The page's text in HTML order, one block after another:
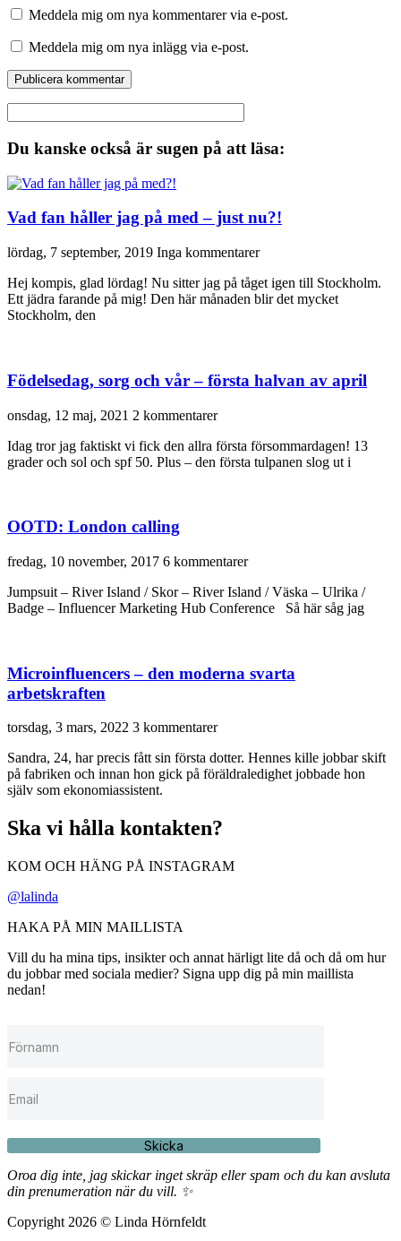
Meddela mig om nya kommentarer via e-post.
Meddela mig om nya inlägg via e-post.
Du kanske också är sugen på att läsa:
Vad fan håller jag på med – just nu?!
lördag, 7 september, 2019 Inga kommentarer
Hej kompis, glad lördag! Nu sitter jag på tåget igen till Stockholm.
Ett jädra farande på mig! Den här månaden blir det mycket
Stockholm, den
Födelsedag, sorg och vår – första halvan av april
onsdag, 12 maj, 2021 2 kommentarer
Idag tror jag faktiskt vi fick den allra första försommardagen! 13
grader och sol och spf 50. Plus – den första tulpanen slog ut i
OOTD: London calling
fredag, 10 november, 2017 6 kommentarer
Jumpsuit – River Island / Skor – River Island / Väska – Ulrika /
Badge – Influencer Marketing Hub Conference Så här såg jag
Microinfluencers – den moderna svarta
arbetskraften
torsdag, 3 mars, 2022 3 kommentarer
Sandra, 24, har precis fått sin första dotter. Hennes kille jobbar skift
på fabriken och innan hon gick på föräldraledighet jobbade hon
själv som ekonomiassistent.
Ska vi hålla kontakten?
KOM OCH HÄNG PÅ INSTAGRAM
@lalinda
HAKA PÅ MIN MAILLISTA
Vill du ha mina tips, insikter och annat härligt lite då och då om hur
du jobbar med sociala medier? Signa upp dig på min maillista
nedan!
Skicka
Oroa dig inte, jag skickar inget skräp eller spam och du kan avsluta
din prenumeration när du vill. ✨
Copyright 2026 © Linda Hörnfeldt